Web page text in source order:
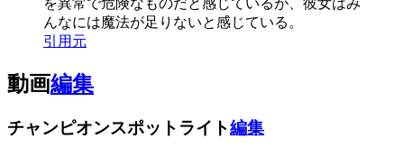
を異常で危険なものだと感じているが、彼女はみ
んなには魔法が足りないと感じている。
引用元
動画編集
チャンピオンスポットライト編集